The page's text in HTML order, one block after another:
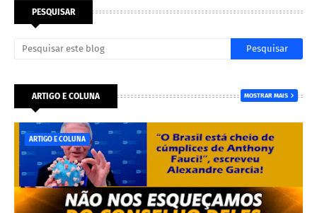
PESQUISAR
ARTIGO E COLUNA MOSTRAR MAIS
ARTIGO E COLUNA